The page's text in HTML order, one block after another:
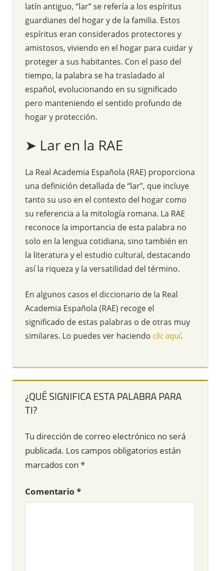
latín antiguo, “lar” se refería a los espíritus
guardianes del hogar y de la familia. Estos
espíritus eran considerados protectores y
amistosos, viviendo en el hogar para cuidar y
proteger a sus habitantes. Con el paso del
tiempo, la palabra se ha trasladado al
español, evolucionando en su significado
pero manteniendo el sentido profundo de
hogar y protección.
➤ Lar en la RAE
La Real Academia Española (RAE) proporciona
una definición detallada de “lar”, que incluye
tanto su uso en el contexto del hogar como
su referencia a la mitología romana. La RAE
reconoce la importancia de esta palabra no
solo en la lengua cotidiana, sino también en
la literatura y el estudio cultural, destacando
así la riqueza y la versatilidad del término.
En algunos casos el diccionario de la Real
Academia Española (RAE) recoge el
significado de estas palabras o de otras muy
similares. Lo puedes ver haciendo clic aquí.
¿QUÉ SIGNIFICA ESTA PALABRA PARA
TI?
Tu dirección de correo electrónico no será
publicada. Los campos obligatorios están
marcados con *
Comentario *